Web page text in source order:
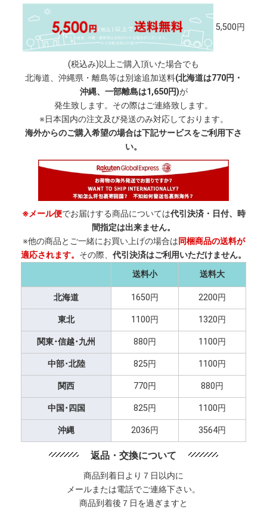
5,500円
(税込み)以上ご購入頂いた場合でも
北海道、沖縄県・離島等は別途追加送料(北海道は770円・
沖縄、一部離島は1,650円)が
発生致します。その際はご連絡致します。
※日本国内の注文及び発送のみ対応しております。
海外からのご購入希望の場合は下記サービスをご利用下さ
い。
※メール便でお届けする商品については代引決済・日付、時
間指定は出来ません。
※他の商品とご一緒にお買い上げの場合は同梱商品の送料が
適応されます。 その際、 代引決済はご利用いただけません。
送料小
送料大
北海道 1650円 2200円
東北 1100円 1320円
関東･信越･九州 880円 1100円
中部･北陸 825円 1100円
関西 770円 880円
中国･四国 825円 1100円
沖縄 2036円 3564円
返品・交換について
商品到着日より７日以内に
メールまたは電話でご連絡下さい。
商品到着後７日を過ぎますと